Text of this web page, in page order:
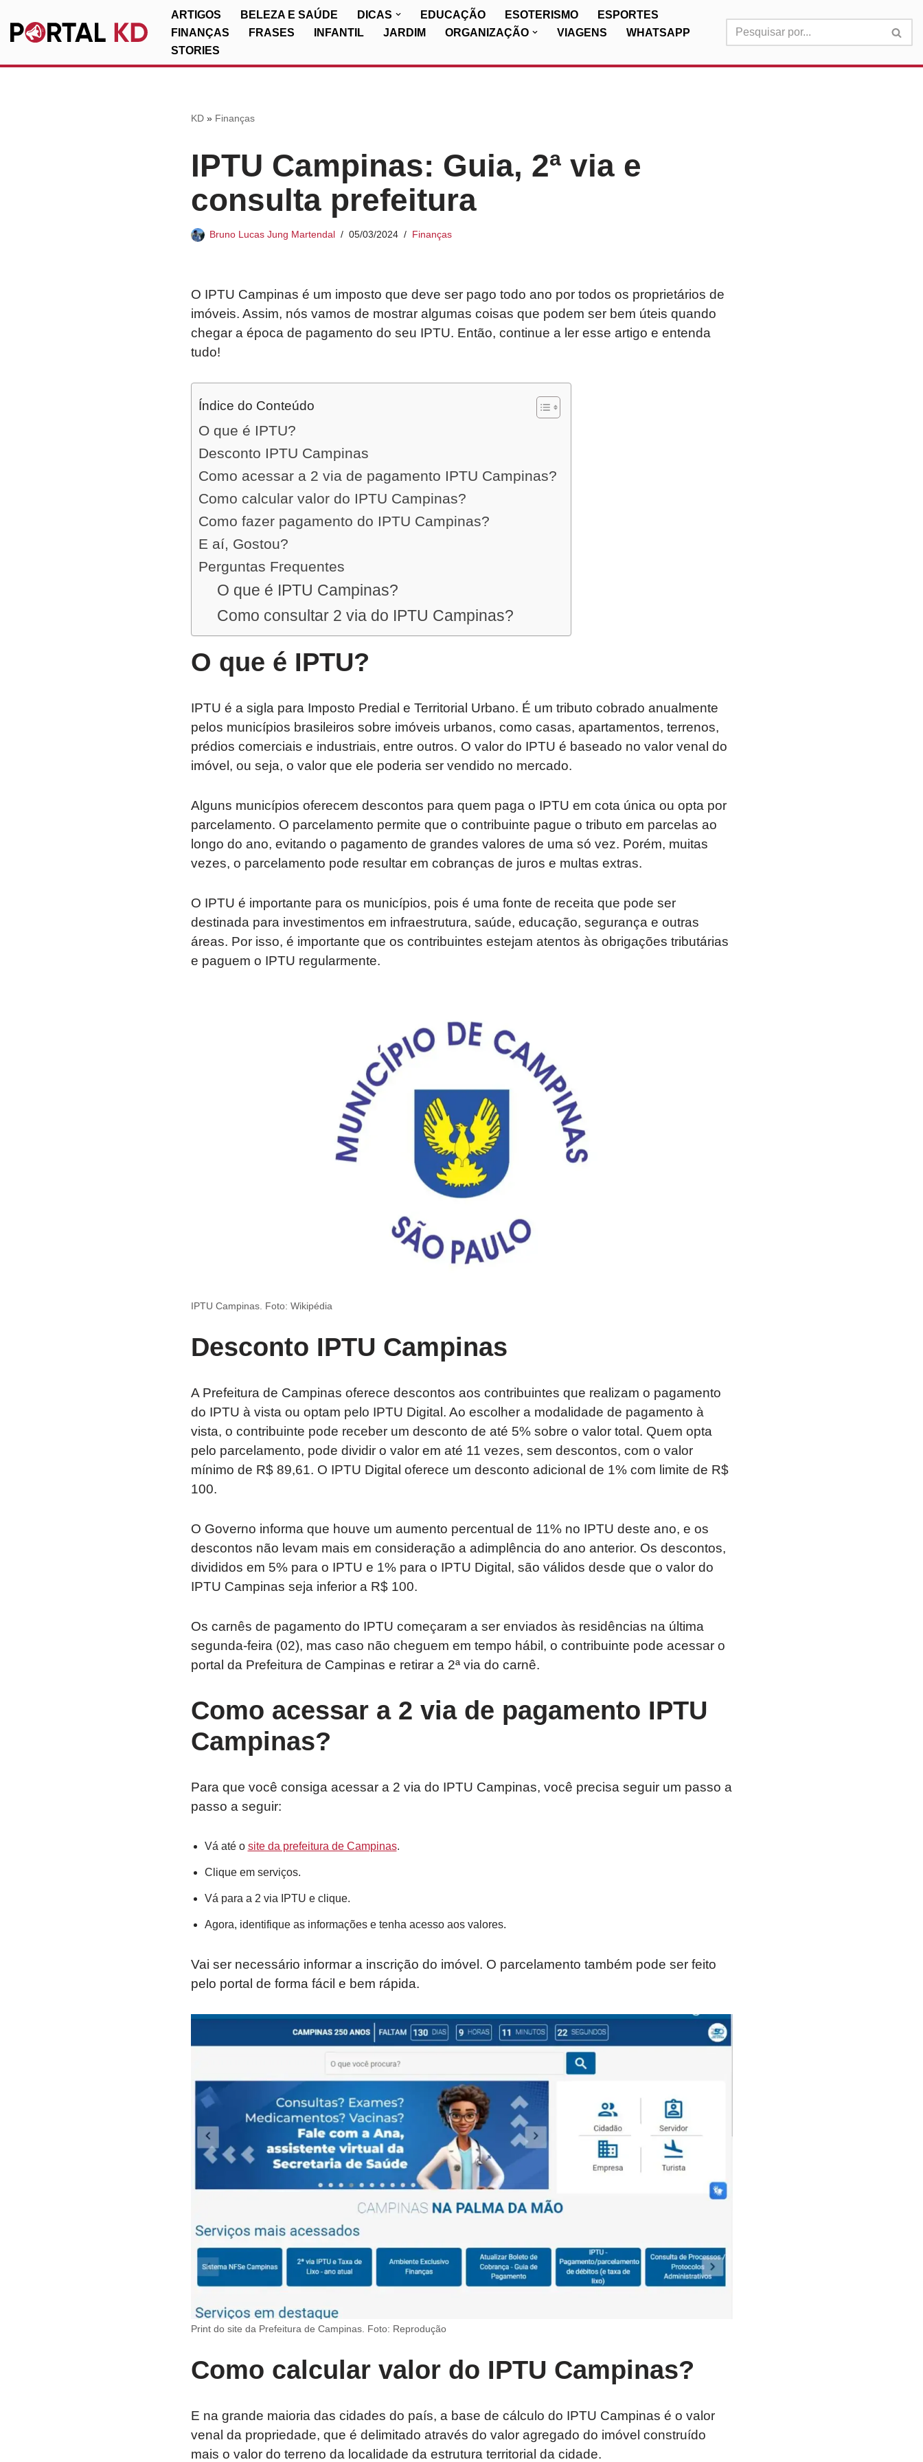
Pular
ARTIGOS BELEZA E SAÚDE DICAS EDUCAÇÃO ESOTERISMO
ESPORTES
FINANÇAS
FRASES INFANTIL JARDIM ORGANIZAÇÃO VIAGENS
WHATSAPP
STORIES
KD» Finanças
IPTU Campinas: Guia, 2ª via e
consulta prefeitura
Bruno Lucas Jung Martendal 05/03/2024 Finanças
O IPTU Campinas é um imposto que deve ser pago todo ano por todos os proprietários de
imóveis. Assim, nós vamos de mostrar algumas coisas que podem ser bem úteis quando
chegar a época de pagamento do seu IPTU. Então, continue a ler esse artigo e entenda
tudo!
Índice do Conteúdo
O que é IPTU?
Desconto IPTU Campinas
Como acessar a 2 via de pagamento IPTU Campinas?
Como calcular valor do IPTU Campinas?
Como fazer pagamento do IPTU Campinas?
E aí, Gostou?
Perguntas Frequentes
O que é IPTU Campinas?
Como consultar 2 via do IPTU Campinas?
O que é IPTU?
IPTU é a sigla para Imposto Predial e Territorial Urbano. É um tributo cobrado anualmente
pelos municípios brasileiros sobre imóveis urbanos, como casas, apartamentos, terrenos,
prédios comerciais e industriais, entre outros. O valor do IPTU é baseado no valor venal do
imóvel, ou seja, o valor que ele poderia ser vendido no mercado.
Alguns municípios oferecem descontos para quem paga o IPTU em cota única ou opta por
parcelamento. O parcelamento permite que o contribuinte pague o tributo em parcelas ao
longo do ano, evitando o pagamento de grandes valores de uma só vez. Porém, muitas
vezes, o parcelamento pode resultar em cobranças de juros e multas extras.
O IPTU é importante para os municípios, pois é uma fonte de receita que pode ser
destinada para investimentos em infraestrutura, saúde, educação, segurança e outras
áreas. Por isso, é importante que os contribuintes estejam atentos às obrigações tributárias
e paguem o IPTU regularmente.
IPTU Campinas. Foto: Wikipédia
Desconto IPTU Campinas
A Prefeitura de Campinas oferece descontos aos contribuintes que realizam o pagamento
do IPTU à vista ou optam pelo IPTU Digital. Ao escolher a modalidade de pagamento à
vista, o contribuinte pode receber um desconto de até 5% sobre o valor total. Quem opta
pelo parcelamento, pode dividir o valor em até 11 vezes, sem descontos, com o valor
mínimo de R$ 89,61. O IPTU Digital oferece um desconto adicional de 1% com limite de R$
100.
O Governo informa que houve um aumento percentual de 11% no IPTU deste ano, e os
descontos não levam mais em consideração a adimplência do ano anterior. Os descontos,
divididos em 5% para o IPTU e 1% para o IPTU Digital, são válidos desde que o valor do
IPTU Campinas seja inferior a R$ 100.
Os carnês de pagamento do IPTU começaram a ser enviados às residências na última
segunda-feira (02), mas caso não cheguem em tempo hábil, o contribuinte pode acessar o
portal da Prefeitura de Campinas e retirar a 2ª via do carnê.
Como acessar a 2 via de pagamento IPTU
Campinas?
Para que você consiga acessar a 2 via do IPTU Campinas, você precisa seguir um passo a
passo a seguir:
Vá até o site da prefeitura de Campinas.
Clique em serviços.
Vá para a 2 via IPTU e clique.
Agora, identifique as informações e tenha acesso aos valores.
Vai ser necessário informar a inscrição do imóvel. O parcelamento também pode ser feito
pelo portal de forma fácil e bem rápida.
Print do site da Prefeitura de Campinas. Foto: Reprodução
Como calcular valor do IPTU Campinas?
E na grande maioria das cidades do país, a base de cálculo do IPTU Campinas é o valor
venal da propriedade, que é delimitado através do valor agregado do imóvel construído
mais o valor do terreno da localidade da estrutura territorial da cidade.